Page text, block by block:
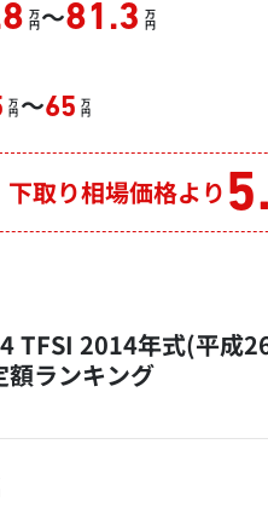
万
円～81.3 万
円
万
円 ～65 万
円
下取り相場価格より
TFSI 2014年式(平成
ランキング